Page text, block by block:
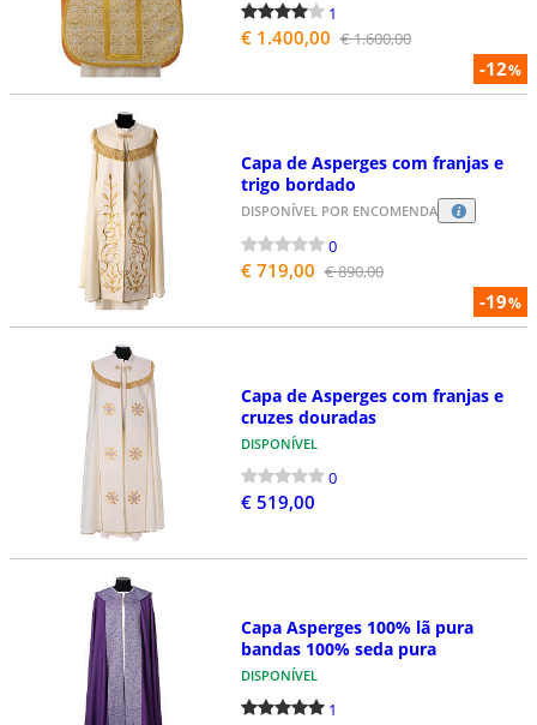
-12%
1
€ 1.400,00 € 1.600,00
-19%
Capa de Asperges com franjas e
trigo bordado
DISPONÍVEL POR ENCOMENDA
0
€ 719,00 € 890,00
Capa de Asperges com franjas e
cruzes douradas
DISPONÍVEL
0
€ 519,00
Capa Asperges 100% lã pura
bandas 100% seda pura
DISPONÍVEL
1